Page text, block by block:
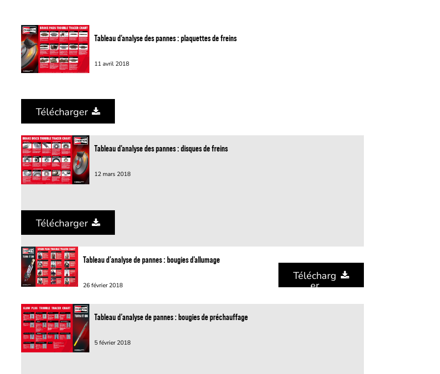
Tableau d'analyse des pannes : plaquettes de freins
11 avril 2018
Télécharger
Tableau d'analyse des pannes : disques de freins
12 mars 2018
Télécharger
Tableau d’analyse de pannes : bougies d'allumage
26 février 2018
Télécharg
Er
Tableau d’analyse de pannes : bougies de préchauffage
5 février 2018